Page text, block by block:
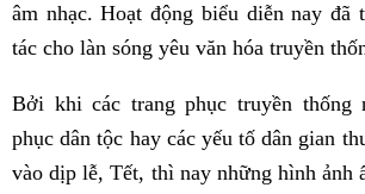
âm nhạc. Hoạt động biểu diễn nay đã
tác cho làn sóng yêu văn hóa truyền
Bởi khi các trang phục truyền thống
phục dân tộc hay các yếu tố dân gian
vào dịp lễ, Tết, thì nay những hình ảnh